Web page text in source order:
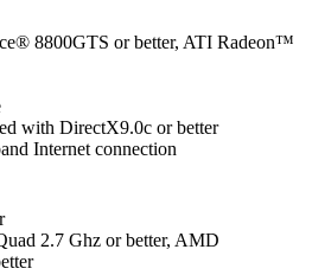
8800GTS or better, ATI Radeon™
with DirectX9.0c or better
Internet connection
2.7 Ghz or better, AMD